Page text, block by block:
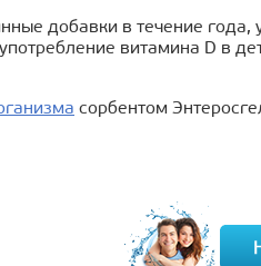
добавки в течение
витамина D в
сорбентом